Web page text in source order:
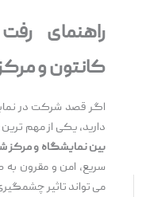
راهنمای
کانتون و
اگر قصد شرکت در
دارید، یکی از مهم
بین نمایشگاه و مرکز
سریع، امن و مقرون ‌به‌
می ‌تواند تاثیر